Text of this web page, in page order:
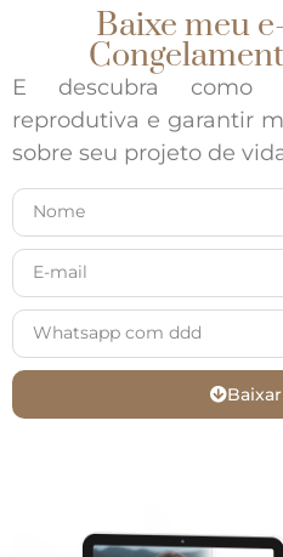
Baixe meu
E descubra como
reprodutiva e garantir
sobre seu projeto de